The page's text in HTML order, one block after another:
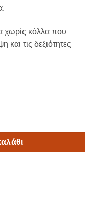
χωρίς κόλλα που
και τις δεξιότητες
Ρομπότ 35εκ